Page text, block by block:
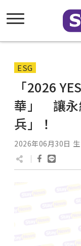
ESG
「2026
華」 讓永
兵」！
2026年06月30日